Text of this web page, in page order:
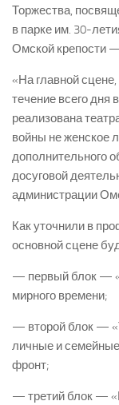
Торжества,
в парке им. 30-
Омской крепости
«На главной
течение всего дня
реализована
войны не женское
дополнительного
досуговой
администрации
Как уточнили в
основной сцене
— первый блок —
мирного времени;
— второй блок —
личные и
фронт;
— третий блок —